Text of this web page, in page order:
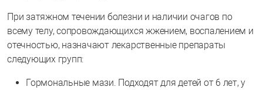
При затяжном течении болезни и наличии очагов по
всему телу, сопровождающихся жжением, воспалением и
отечностью, назначают лекарственные препараты
следующих групп:
Гормональные мази. Подходят для детей от 6 лет, у